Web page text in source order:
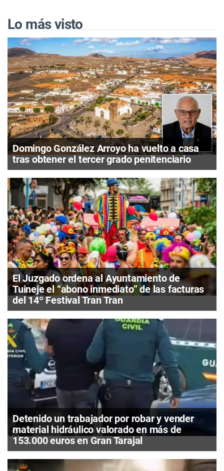
Lo más visto
Domingo González Arroyo ha vuelto a casa
tras obtener el tercer grado penitenciario
El Juzgado ordena al Ayuntamiento de
Tuineje el “abono inmediato” de las facturas
del 14º Festival Tran Tran
Detenido un trabajador por robar y vender
material hidráulico valorado en más de
153.000 euros en Gran Tarajal